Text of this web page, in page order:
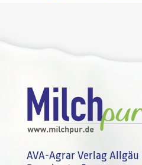
AVA-Agrar Verlag Allgäu